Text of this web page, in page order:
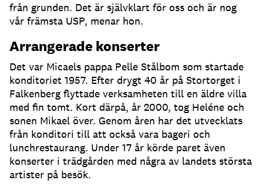
från grunden. Det är självklart för oss och är nog
vår främsta USP, menar hon.
Arrangerade konserter
Det var Micaels pappa Pelle Stålbom som startade
konditoriet 1957. Efter drygt 40 år på Stortorget i
Falkenberg flyttade verksamheten till en äldre villa
med fin tomt. Kort därpå, år 2000, tog Heléne och
sonen Mikael över. Genom åren har det utvecklats
från konditori till att också vara bageri och
lunchrestaurang. Under 17 år körde paret även
konserter i trädgården med några av landets största
artister på besök.